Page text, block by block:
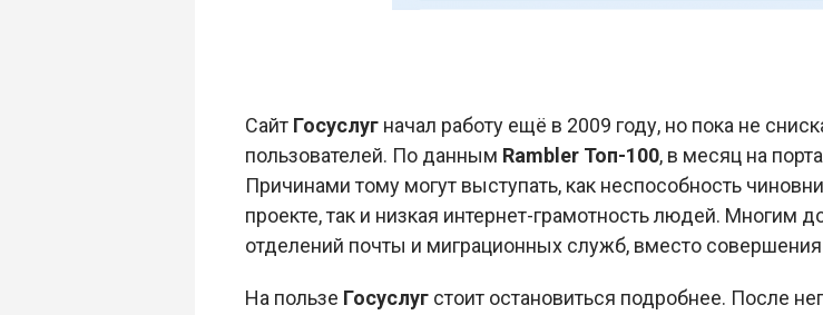
Сайт Госуслугначал работу ещё в 2009 году, но пока не
пользователей. По данным Rambler Топ-100, в месяц на
Причинами тому могут выступать, как неспособность
проекте, так и низкая интернет-грамотность людей. Многим
отделений почты и миграционных служб, вместо
На пользе Госуслугстоит остановиться подробнее. После